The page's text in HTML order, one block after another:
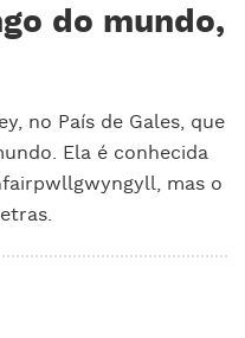
do mundo,
no País de Gales, que
Ela é conhecida
mas o